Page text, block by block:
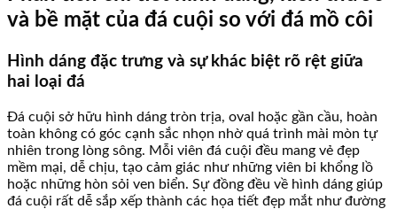
và bề mặt của đá cuội so với đá mồ côi
Hình dáng đặc trưng và sự khác biệt rõ rệt giữa
hai loại đá
Đá cuội sở hữu hình dáng tròn trịa, oval hoặc gần cầu, hoàn
toàn không có góc cạnh sắc nhọn nhờ quá trình mài mòn tự
nhiên trong lòng sông. Mỗi viên đá cuội đều mang vẻ đẹp
mềm mại, dễ chịu, tạo cảm giác như những viên bi khổng lồ
hoặc những hòn sỏi ven biển. Sự đồng đều về hình dáng giúp
đá cuội rất dễ sắp xếp thành các họa tiết đẹp mắt như đường